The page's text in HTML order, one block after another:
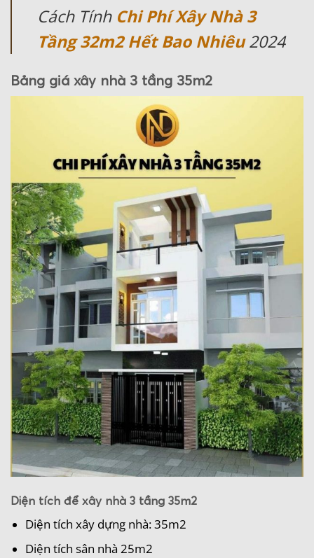
Cách Tính Chi Phí Xây Nhà 3
Tầng 32m2 Hết Bao Nhiêu2024
Bảng giá xây nhà 3 tầng 35m2
Diện tích để xây nhà 3 tầng 35m2
Diện tích xây dựng nhà: 35m2
Diện tích sân nhà 25m2